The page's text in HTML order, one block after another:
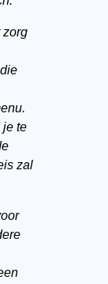
zorg
je te
zal